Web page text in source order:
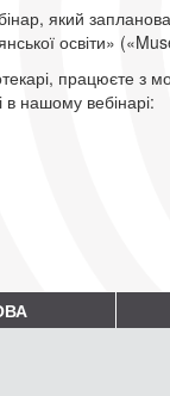
який
освіти»
працюєте з
в нашому вебінарі: